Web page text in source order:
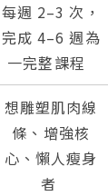
每週 2–3 次，
完成 4–6 週為
一完整課程
想雕塑肌肉線
條、增強核
心、懶人瘦身
者